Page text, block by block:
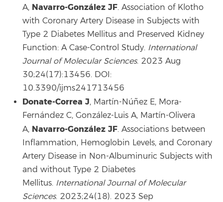
A, Navarro-González JF. Association of Klotho
with Coronary Artery Disease in Subjects with
Type 2 Diabetes Mellitus and Preserved Kidney
Function: A Case-Control Study. International
Journal of Molecular Sciences. 2023 Aug
30;24(17):13456. DOI:
10.3390/ijms241713456
Donate-Correa J, Martín-Núñez E, Mora-
Fernández C, González-Luis A, Martín-Olivera
A, Navarro-González JF. Associations between
Inflammation, Hemoglobin Levels, and Coronary
Artery Disease in Non-Albuminuric Subjects with
and without Type 2 Diabetes
Mellitus. International Journal of Molecular
Sciences. 2023;24(18). 2023 Sep